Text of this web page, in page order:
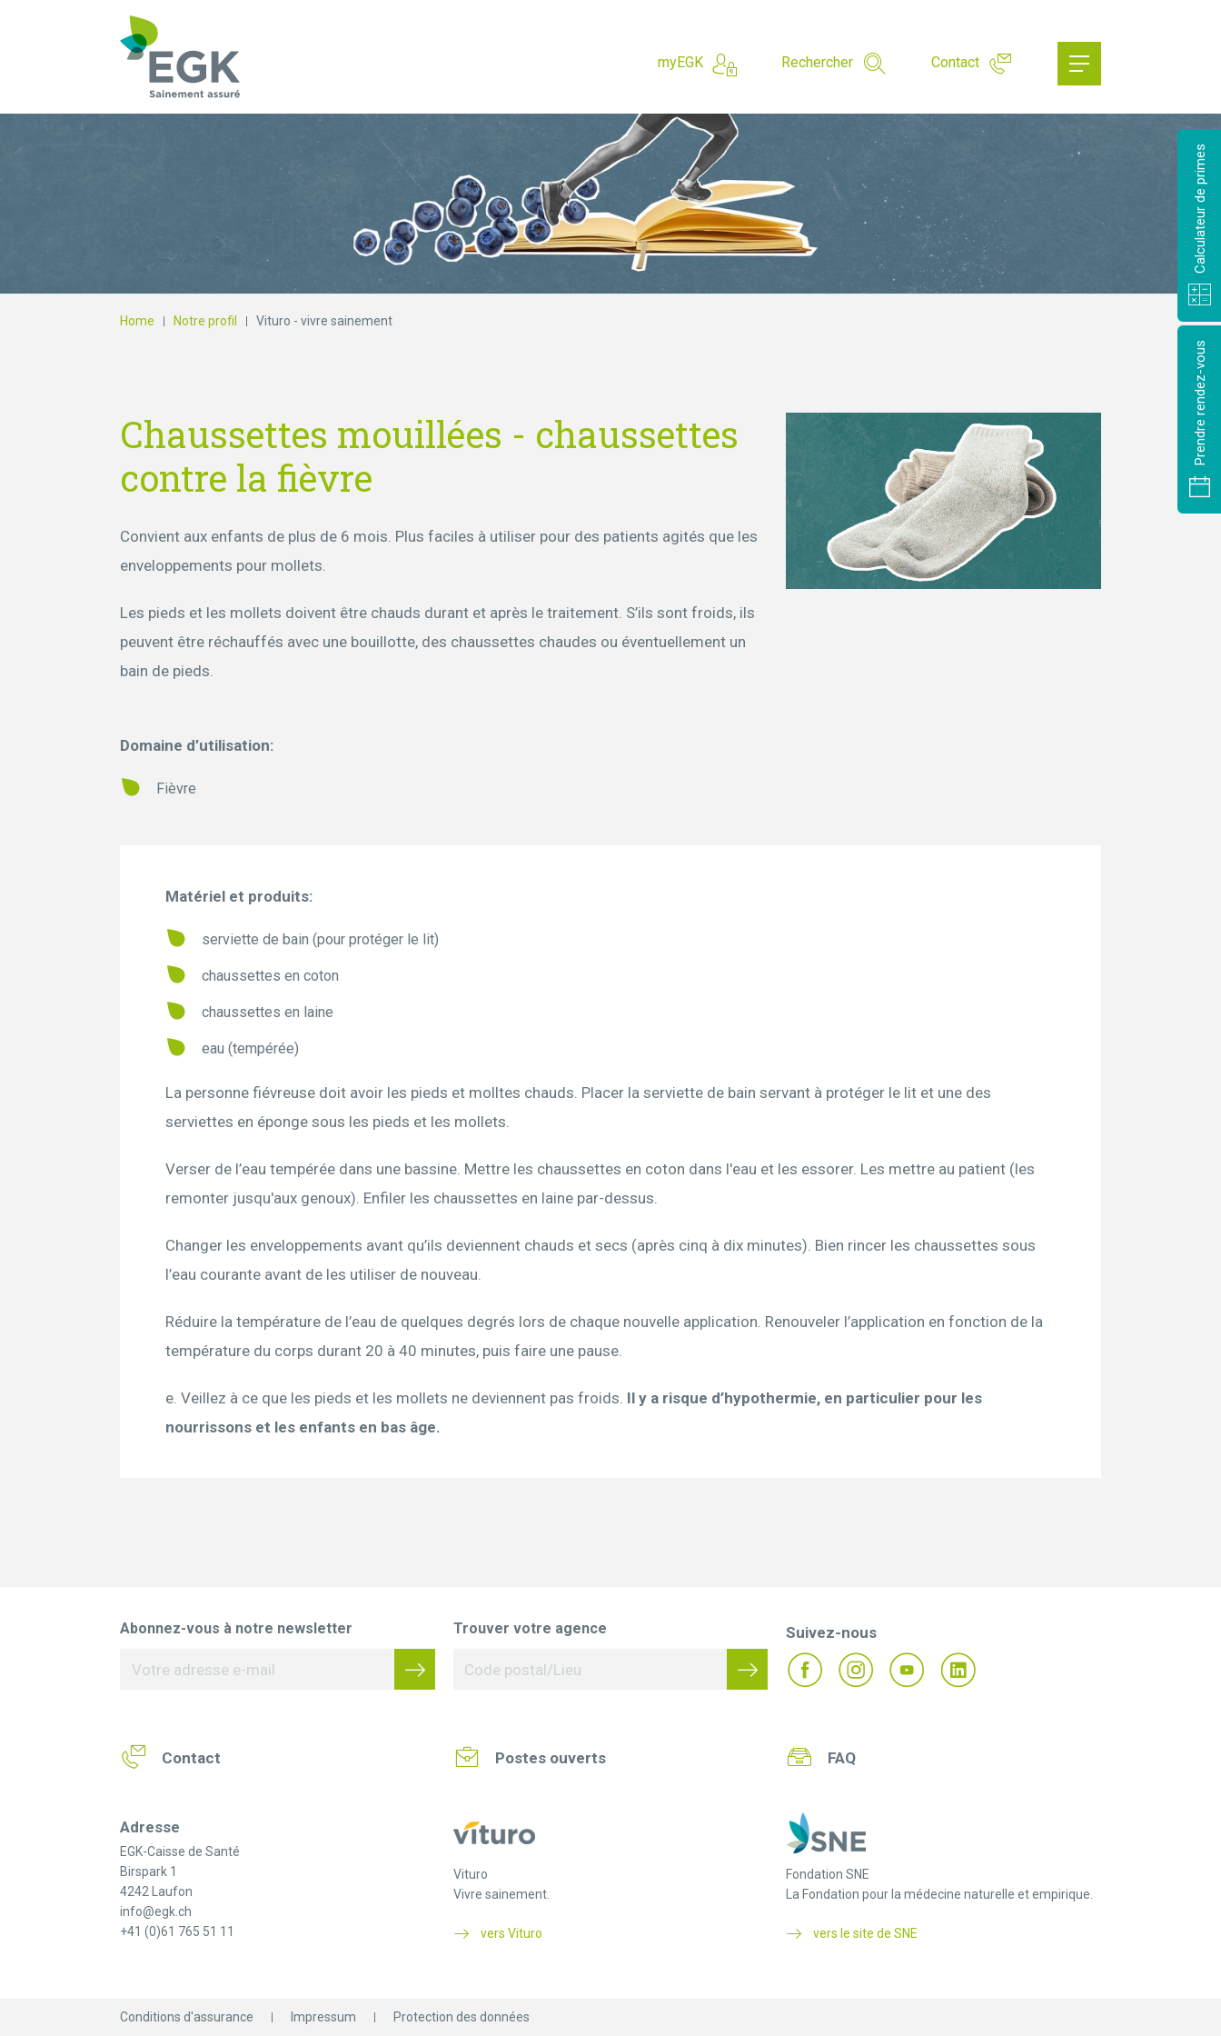
Calculateur de primes
Prendre rendez-vous
myEGK Rechercher Contact
Home Notre profil Vituro - vivre sainement
Chaussettes mouillées - chaussettes
contre la fièvre
Convient aux enfants de plus de 6 mois. Plus faciles à utiliser pour des patients agités que les
enveloppements pour mollets.
Les pieds et les mollets doivent être chauds durant et après le traitement. S’ils sont froids, ils
peuvent être réchauffés avec une bouillotte, des chaussettes chaudes ou éventuellement un
bain de pieds.
Domaine d’utilisation:
Fièvre
Matériel et produits:
serviette de bain (pour protéger le lit)
chaussettes en coton
chaussettes en laine
eau (tempérée)
La personne fiévreuse doit avoir les pieds et molltes chauds. Placer la serviette de bain servant à protéger le lit et une des
serviettes en éponge sous les pieds et les mollets.
Verser de l’eau tempérée dans une bassine. Mettre les chaussettes en coton dans l'eau et les essorer. Les mettre au patient (les
remonter jusqu'aux genoux). Enfiler les chaussettes en laine par-dessus.
Changer les enveloppements avant qu’ils deviennent chauds et secs (après cinq à dix minutes). Bien rincer les chaussettes sous
l’eau courante avant de les utiliser de nouveau.
Réduire la température de l’eau de quelques degrés lors de chaque nouvelle application. Renouveler l’application en fonction de la
température du corps durant 20 à 40 minutes, puis faire une pause.
e. Veillez à ce que les pieds et les mollets ne deviennent pas froids. Il y a risque d’hypothermie, en particulier pour les
nourrissons et les enfants en bas âge.
Abonnez-vous à notre newsletter Trouver votre agence
Contact Postes ouverts FAQ
Suivez-nous
Adresse
EGK-Caisse de Santé
Birspark 1
4242 Laufon
info@egk.ch
+41 (0)61 765 51 11
Vituro
Vivre sainement.
vers Vituro
Fondation SNE
La Fondation pour la médecine naturelle et empirique.
vers le site de SNE
Conditions d'assurance Impressum
Protection des données
Qu'est-ce que vous cherchez?